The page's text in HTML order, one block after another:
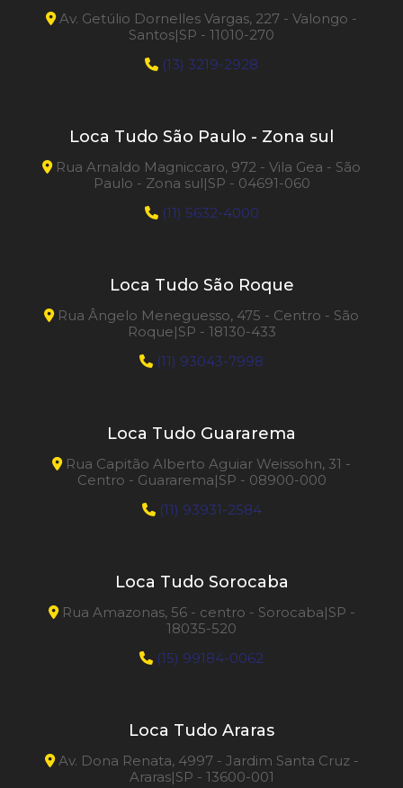
Av. Getúlio Dornelles Vargas, 227 - Valongo -
Santos|SP - 11010-270
(13) 3219-2928
Loca Tudo São Paulo - Zona sul
Rua Arnaldo Magniccaro, 972 - Vila Gea - São
Paulo - Zona sul|SP - 04691-060
(11) 5632-4000
Loca Tudo São Roque
Rua Ângelo Meneguesso, 475 - Centro - São
Roque|SP - 18130-433
(11) 93043-7998
Loca Tudo Guararema
Rua Capitão Alberto Aguiar Weissohn, 31 -
Centro - Guararema|SP - 08900-000
(11) 93931-2584
Loca Tudo Sorocaba
Rua Amazonas, 56 - centro - Sorocaba|SP -
18035-520
(15) 99184-0062
Loca Tudo Araras
Av. Dona Renata, 4997 - Jardim Santa Cruz -
Araras|SP - 13600-001